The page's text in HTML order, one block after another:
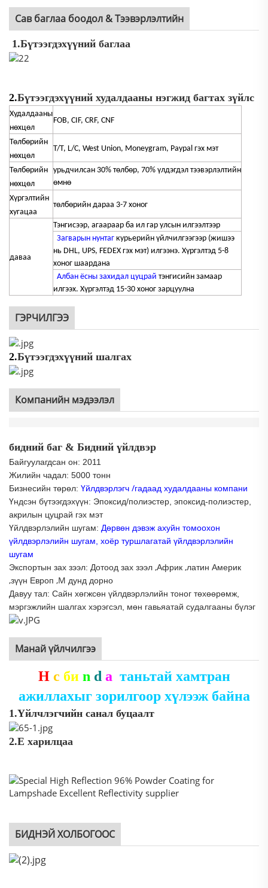
Сав баглаа боодол & Тээвэрлэлтийн
1.Бүтээгдэхүүний баглаа
2.Бүтээгдэхүүний худалдааны нэгжид багтах зүйлс
Худалдааны
нөхцөл
FOB, CIF, CRF, CNF
Төлбөрийн
нөхцөл
T/T, L/C, West Union, Moneygram, Paypal гэх мэт
Төлбөрийн
нөхцөл
урьдчилсан 30% төлбөр, 70% үлдэгдэл тээвэрлэлтийн
өмнө
Хүргэлтийн
хугацаа
төлбөрийн дараа 3-7 хоног
даваа
Тэнгисээр, агаараар ба ил гар улсын илгээлтээр
Загварын нунтаг курьерийн үйлчилгээгээр (жишээ
нь DHL, UPS, FEDEX гэх мэт) илгээнэ. Хүргэлтэд 5-8
хоног шаардана
Албан ёсны захидал цуцрай тэнгисийн замаар
илгээх. Хүргэлтэд 15-30 хоног зарцуулна
ГЭРЧИЛГЭЭ
2.Бүтээгдэхүүний шалгах
Компанийн мэдээлэл
бидний баг & Бидний үйлдвэр
Байгуулагдсан он: 2011
Жилийн чадал: 5000 тонн
Бизнесийн төрөл: Үйлдвэрлэгч /гадаад худалдааны компани
Үндсэн бүтээгдэхүүн: Эпоксид/полиэстер, эпоксид-полиэстер,
акрилын цуцрай гэх мэт
Үйлдвэрлэлийн шугам: Дөрвөн дэвэж ахуйн томоохон
үйлдвэрлэлийн шугам, хоёр туршлагатай үйлдвэрлэлийн
шугам
Экспортын зах зээл: Дотоод зах зээл ,Африк ,латин Америк
,зүүн Европ ,М дунд дорно
Давуу тал: Сайн хөгжсөн үйлдвэрлэлийн тоног төхөөрөмж,
мэргэжлийн шалгах хэрэгсэл, мөн гавьяатай судалгааны бүлэг
Манай үйлчилгээ
H с би n d а таньтай хамтран
ажиллахыг зорилгоор хүлээж байна
1.Үйлчлэгчийн санал буцаалт
2.Е харилцаа
БИДНЭЙ ХОЛБОГООС